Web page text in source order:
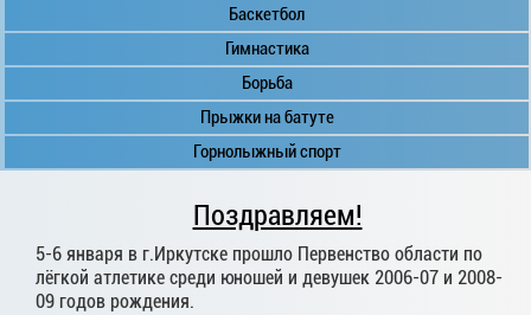
Баскетбол
Гимнастика
Борьба
Прыжки на батуте
Горнолыжный спорт
Поздравляем!
5-6 января в г.Иркутске прошло Первенство области по
лёгкой атлетике среди юношей и девушек 2006-07 и 2008-
09 годов рождения.